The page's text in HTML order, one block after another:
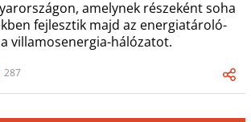
amelynek részeként soha
fejlesztik majd az energiatároló-
villamosenergia-hálózatot.
287